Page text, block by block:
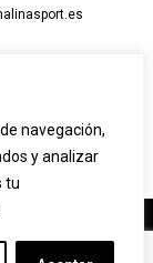
navegación,
y analizar
tu